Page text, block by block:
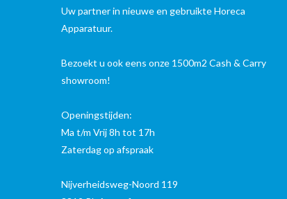
Uw partner in nieuwe en gebruikte Horeca
Apparatuur.
Bezoekt u ook eens onze 1500m2 Cash & Carry
showroom!
Openingstijden:
Ma t/m Vrij 8h tot 17h
Zaterdag op afspraak
Nijverheidsweg-Noord 119